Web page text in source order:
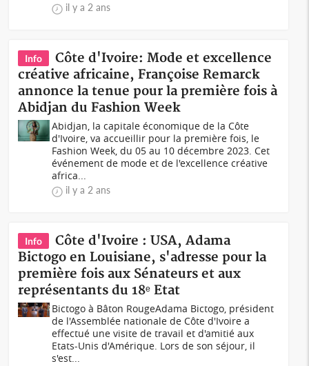
il y a 2 ans
Info
Côte d'Ivoire: Mode et excellence
créative africaine, Françoise Remarck
annonce la tenue pour la première fois à
Abidjan du Fashion Week
Abidjan, la capitale économique de la Côte
d'Ivoire, va accueillir pour la première fois, le
Fashion Week, du 05 au 10 décembre 2023. Cet
événement de mode et de l'excellence créative
africa...
il y a 2 ans
Info
Côte d'Ivoire : USA, Adama
Bictogo en Louisiane, s'adresse pour la
première fois aux Sénateurs et aux
représentants du 18ᵉ Etat
Bictogo à Bâton Rouge Adama Bictogo, président
de l'Assemblée nationale de Côte d'Ivoire a
effectué une visite de travail et d'amitié aux
Etats-Unis d'Amérique. Lors de son séjour, il
s'est...